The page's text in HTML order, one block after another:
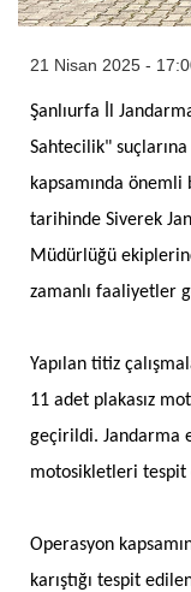
21 Nisan 2025 -
Şanlıurfa İl
Sahtecilik"
kapsamında
tarihinde Siverek
Müdürlüğü
zamanlı faaliyetler
Yapılan titiz
11 adet plakasız
geçirildi. Jandarma
motosikletleri
Operasyon
karıştığı tespit